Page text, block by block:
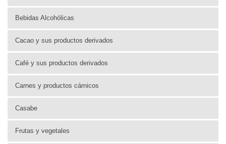
Bebidas Alcohólicas
Cacao y sus productos derivados
Café y sus productos derivados
Carnes y productos cárnicos
Casabe
Frutas y vegetales